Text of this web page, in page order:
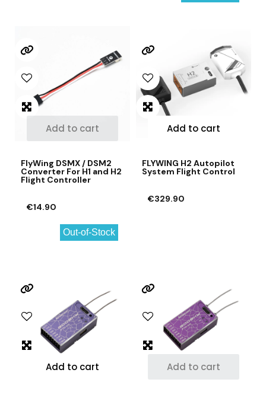
Add to cart
FlyWing DSMX / DSM2
Converter For H1 and H2
Flight Controller
€14.90
Out-of-Stock
Add to cart
FLYWING H2 Autopilot
System Flight Control
€329.90
Add to cart Add to cart